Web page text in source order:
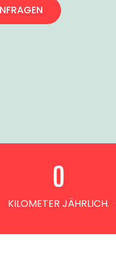
KILOMETER JÄHRLICH.
0